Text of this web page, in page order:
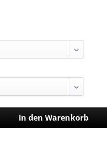
In den Warenkorb